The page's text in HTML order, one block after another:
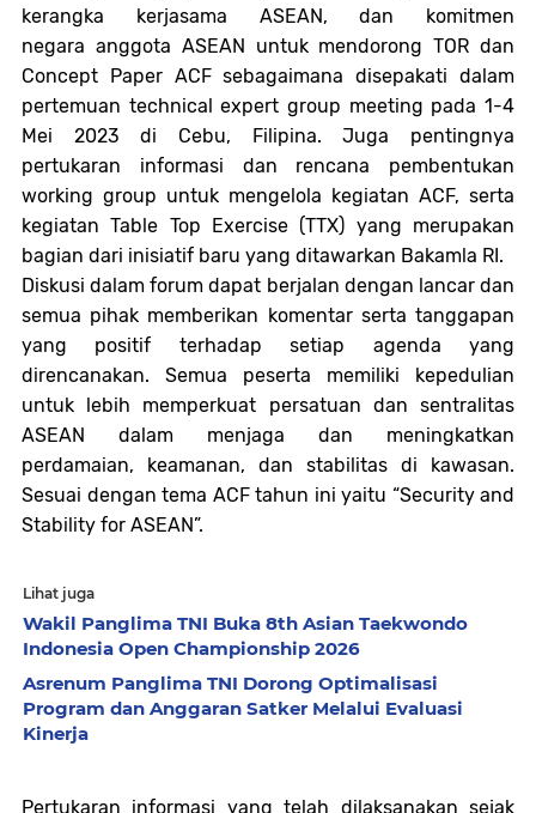
kerangka kerjasama ASEAN, dan komitmen
negara anggota ASEAN untuk mendorong TOR dan
Concept Paper ACF sebagaimana disepakati dalam
pertemuan technical expert group meeting pada 1-4
Mei 2023 di Cebu, Filipina. Juga pentingnya
pertukaran informasi dan rencana pembentukan
working group untuk mengelola kegiatan ACF, serta
kegiatan Table Top Exercise (TTX) yang merupakan
bagian dari inisiatif baru yang ditawarkan Bakamla RI.
Diskusi dalam forum dapat berjalan dengan lancar dan
semua pihak memberikan komentar serta tanggapan
yang positif terhadap setiap agenda yang
direncanakan. Semua peserta memiliki kepedulian
untuk lebih memperkuat persatuan dan sentralitas
ASEAN dalam menjaga dan meningkatkan
perdamaian, keamanan, dan stabilitas di kawasan.
Sesuai dengan tema ACF tahun ini yaitu “Security and
Stability for ASEAN”.
Lihat juga
Wakil Panglima TNI Buka 8th Asian Taekwondo
Indonesia Open Championship 2026
Asrenum Panglima TNI Dorong Optimalisasi
Program dan Anggaran Satker Melalui Evaluasi
Kinerja
Pertukaran informasi yang telah dilaksanakan sejak